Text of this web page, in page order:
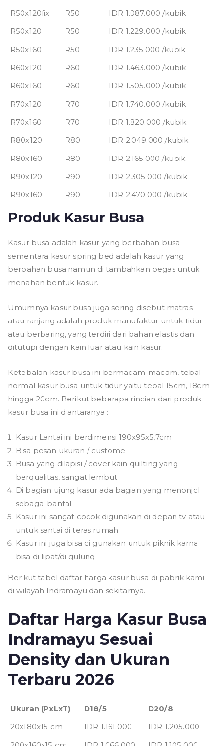
R50x120fix
R50
IDR 1.087.000 /kubik
R50x120
R50
IDR 1.229.000 /kubik
R50x160
R50
IDR 1.235.000 /kubik
R60x120
R60
IDR 1.463.000 /kubik
R60x160
R60
IDR 1.505.000 /kubik
R70x120
R70
IDR 1.740.000 /kubik
R70x160
R70
IDR 1.820.000 /kubik
R80x120
R80
IDR 2.049.000 /kubik
R80x160
R80
IDR 2.165.000 /kubik
R90x120
R90
IDR 2.305.000 /kubik
R90x160
R90 IDR 2.470.000 /kubik
Produk Kasur Busa
Kasur busa adalah kasur yang berbahan busa
sementara kasur spring bed adalah kasur yang
berbahan busa namun di tambahkan pegas untuk
menahan bentuk kasur.
Umumnya kasur busa juga sering disebut matras
atau ranjang adalah produk manufaktur untuk tidur
atau berbaring, yang terdiri dari bahan elastis dan
ditutupi dengan kain luar atau kain kasur.
Ketebalan kasur busa ini bermacam-macam, tebal
normal kasur busa untuk tidur yaitu tebal 15cm, 18cm
hingga 20cm. Berikut beberapa rincian dari produk
kasur busa ini diantaranya :
Kasur Lantai ini berdimensi 190x95x5,7cm
Bisa pesan ukuran / custome
Busa yang dilapisi / cover kain quilting yang
berqualitas, sangat lembut
Di bagian ujung kasur ada bagian yang menonjol
sebagai bantal
Kasur ini sangat cocok digunakan di depan tv atau
untuk santai di teras rumah
Kasur ini juga bisa di gunakan untuk piknik karna
bisa di lipat/di gulung
Berikut tabel daftar harga kasur busa di pabrik kami
di wilayah Indramayu dan sekitarnya.
Daftar Harga Kasur Busa
Indramayu Sesuai
Density dan Ukuran
Terbaru 2026
Ukuran (PxLxT) D18/5
D20/8
20x180x15 cm
IDR 1.161.000
IDR 1.205.000